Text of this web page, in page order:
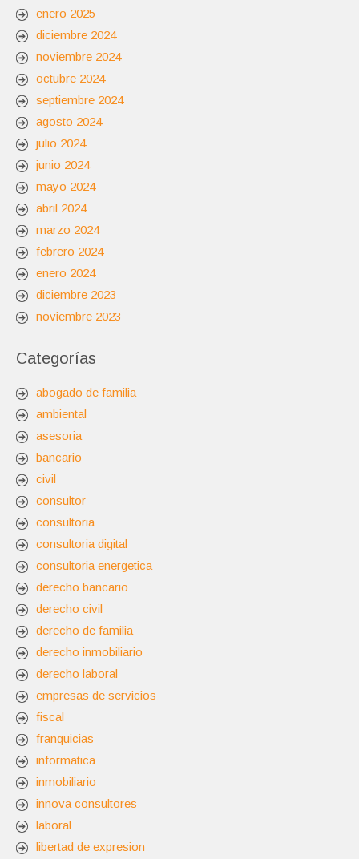
enero 2025
diciembre 2024
noviembre 2024
octubre 2024
septiembre 2024
agosto 2024
julio 2024
junio 2024
mayo 2024
abril 2024
marzo 2024
febrero 2024
enero 2024
diciembre 2023
noviembre 2023
Categorías
abogado de familia
ambiental
asesoria
bancario
civil
consultor
consultoria
consultoria digital
consultoria energetica
derecho bancario
derecho civil
derecho de familia
derecho inmobiliario
derecho laboral
empresas de servicios
fiscal
franquicias
informatica
inmobiliario
innova consultores
laboral
libertad de expresion